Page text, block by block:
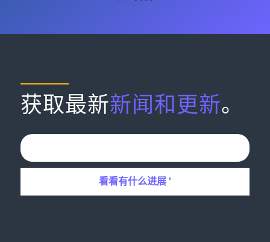
获取最新新闻和更新。